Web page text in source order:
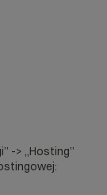
-> „Hosting”